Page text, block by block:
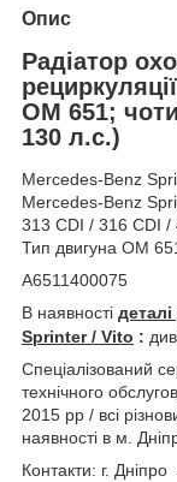
Опис
Радіатор
OM 651;
130 л.с.)
Mercedes-Benz
Mercedes-Benz
313 CDI / 316 CDI
Тип двигуна OM
A6511400075
В наявності деталі
Sprinter / Vito :
Спеціалізований
технічного
2015 рр / всі
наявності в м.
Контакти: г.